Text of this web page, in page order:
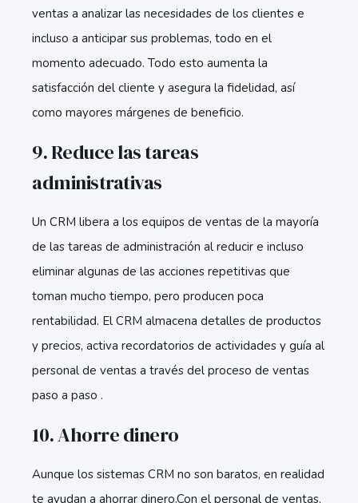
ventas a analizar las necesidades de los clientes e
incluso a anticipar sus problemas, todo en el
momento adecuado. Todo esto aumenta la
satisfacción del cliente y asegura la fidelidad, así
como mayores márgenes de beneficio.
9. Reduce las tareas
administrativas
Un CRM libera a los equipos de ventas de la mayoría
de las tareas de administración al reducir e incluso
eliminar algunas de las acciones repetitivas que
toman mucho tiempo, pero producen poca
rentabilidad. El CRM almacena detalles de productos
y precios, activa recordatorios de actividades y guía al
personal de ventas a través del proceso de ventas
paso a paso .
10. Ahorre dinero
Aunque los sistemas CRM no son baratos, en realidad
te ayudan a ahorrar dinero.Con el personal de ventas,